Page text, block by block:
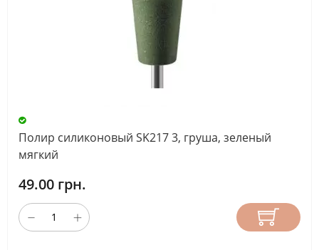
Полир силиконовый SK217 3, груша, зеленый
мягкий
49.00 грн.